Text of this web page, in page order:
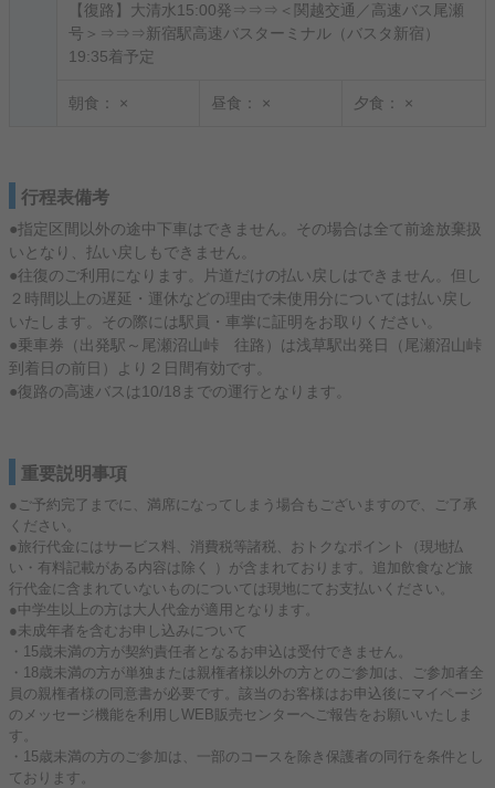
【復路】大清水15:00発⇒⇒⇒＜関越交通／高速バス尾瀬
号＞⇒⇒⇒新宿駅高速バスターミナル（バスタ新宿）
19:35着予定
朝食： × 昼食： × 夕食： ×
行程表備考
●指定区間以外の途中下車はできません。その場合は全て前途放棄扱
いとなり、払い戻しもできません。
●往復のご利用になります。片道だけの払い戻しはできません。但し
２時間以上の遅延・運休などの理由で未使用分については払い戻し
いたします。その際には駅員・車掌に証明をお取りください。
●乗車券（出発駅～尾瀬沼山峠 往路）は浅草駅出発日（尾瀬沼山峠
到着日の前日）より２日間有効です。
●復路の高速バスは10/18までの運行となります。
重要説明事項
●ご予約完了までに、満席になってしまう場合もございますので、ご了承
ください。
●旅行代金にはサービス料、消費税等諸税、おトクなポイント（現地払
い・有料記載がある内容は除く ）が含まれております。追加飲食など旅
行代金に含まれていないものについては現地にてお支払いください。
●中学生以上の方は大人代金が適用となります。
●未成年者を含むお申し込みについて
・15歳未満の方が契約責任者となるお申込は受付できません。
・18歳未満の方が単独または親権者様以外の方とのご参加は、ご参加者全
員の親権者様の同意書が必要です。該当のお客様はお申込後にマイページ
のメッセージ機能を利用しWEB販売センターへご報告をお願いいたしま
す。
・15歳未満の方のご参加は、一部のコースを除き保護者の同行を条件とし
ております。